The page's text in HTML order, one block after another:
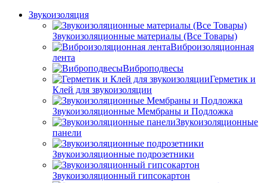
Звукоизоляция
Звукоизоляционные материалы (Все Товары)
Виброизоляционная
лента
Виброподвесы
Герметик и
Клей для звукоизоляции
Звукоизоляционные Мембраны и Подложка
Звукоизоляционные
панели
Звукоизоляционные подрозетники
Звукоизоляционный гипсокартон